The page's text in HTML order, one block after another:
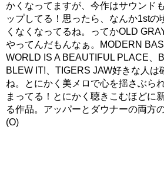
かくなってますが、今作はサウンド
ップしてる！思ったら、なんか1stの
くなくなってるね。ってかOLD
やってんだもんなぁ。MODERN
WORLD IS A BEAUTIFUL PLACE、
BLEW IT!、TIGERS JAW好きな人は
ね。とにかく美メロで心を揺さぶら
まってる！とにかく聴きこむほどに
る作品。アッパーとダウナーの両方
(O)